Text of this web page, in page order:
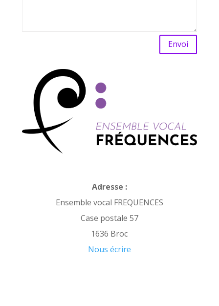
Envoi
Adresse :
Ensemble vocal FREQUENCES
Case postale 57
1636 Broc
Nous écrire